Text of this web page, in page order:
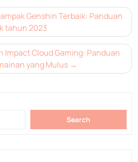
Genshin Terbaik: Panduan
tahun 2023
Impact Cloud Gaming: Panduan
yang Mulus
Search